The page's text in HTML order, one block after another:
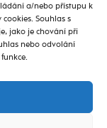
a/nebo přístupu k
Souhlas s
jako je chování při
nebo odvolání
0022